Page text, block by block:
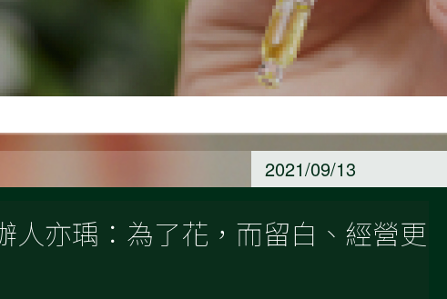
2021/09/13
人亦瑀：為了花，而留白、經營更